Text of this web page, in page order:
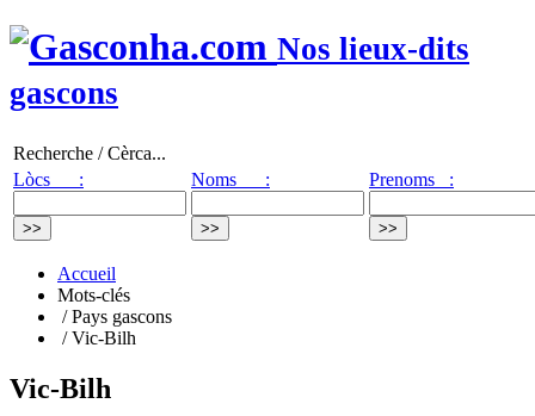
Nos lieux-dits
gascons
Recherche / Cèrca...
Lòcs :
Noms : Prenoms :
Accueil
Mots-clés
/ Pays gascons
/ Vic-Bilh
Vic-Bilh